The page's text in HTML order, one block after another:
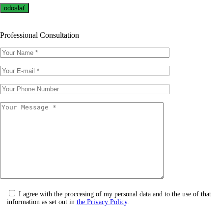
Professional Consultation
I agree with the proccesing of my personal data and to the use of that
information as set out in the Privacy Policy.